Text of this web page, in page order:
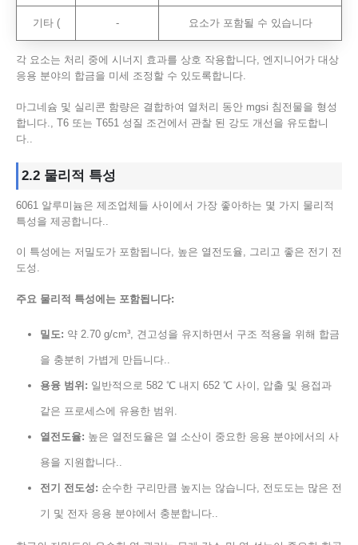
기타 ( - 요소가 포함될 수 있습니다
각 요소는 처리 중에 시너지 효과를 상호 작용합니다, 엔지니어가 대상
응용 분야의 합금을 미세 조정할 수 있도록합니다.
마그네슘 및 실리콘 함량은 결합하여 열처리 동안 mgsi 침전물을 형성
합니다., T6 또는 T651 성질 조건에서 관찰 된 강도 개선을 유도합니
다..
2.2 물리적 특성
6061 알루미늄은 제조업체들 사이에서 가장 좋아하는 몇 가지 물리적
특성을 제공합니다..
이 특성에는 저밀도가 포함됩니다, 높은 열전도율, 그리고 좋은 전기 전
도성.
주요 물리적 특성에는 포함됩니다:
밀도: 약 2.70 g/cm³, 견고성을 유지하면서 구조 적용을 위해 합금
을 충분히 가볍게 만듭니다..
용융 범위: 일반적으로 582 ℃ 내지 652 ℃ 사이, 압출 및 용접과
같은 프로세스에 유용한 범위.
열전도율: 높은 열전도율은 열 소산이 중요한 응용 분야에서의 사
용을 지원합니다..
전기 전도성: 순수한 구리만큼 높지는 않습니다, 전도도는 많은 전
기 및 전자 응용 분야에서 충분합니다..